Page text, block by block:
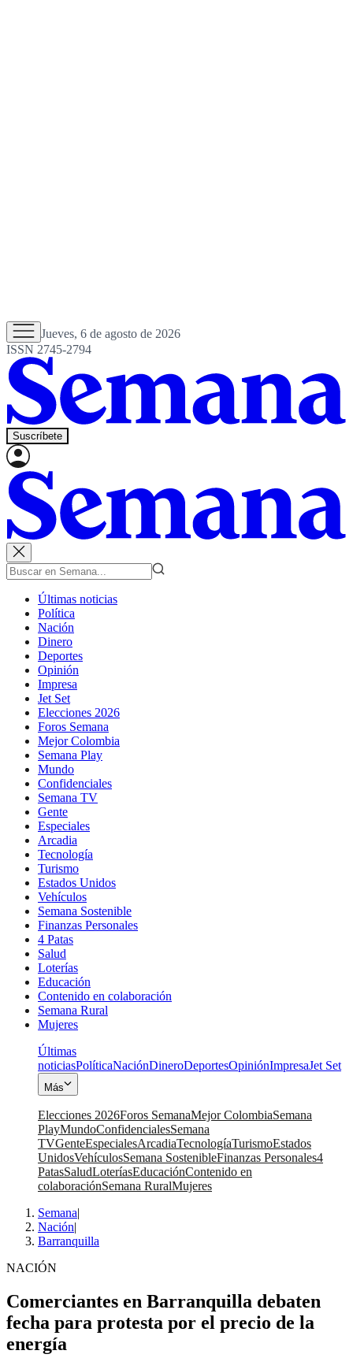
Jueves, 6 de agosto de 2026
ISSN 2745-2794
Suscríbete
Últimas noticias
Política
Nación
Dinero
Deportes
Opinión
Impresa
Jet Set
Elecciones 2026
Foros Semana
Mejor Colombia
Semana Play
Mundo
Confidenciales
Semana TV
Gente
Especiales
Arcadia
Tecnología
Turismo
Estados Unidos
Vehículos
Semana Sostenible
Finanzas Personales
4 Patas
Salud
Loterías
Educación
Contenido en colaboración
Semana Rural
Mujeres
Últimas
noticiasPolíticaNaciónDineroDeportesOpiniónImpresaJet Set
Más
Elecciones 2026Foros SemanaMejor ColombiaSemana
PlayMundoConfidencialesSemana
TVGenteEspecialesArcadiaTecnologíaTurismoEstados
UnidosVehículosSemana SostenibleFinanzas Personales4
PatasSaludLoteríasEducaciónContenido en
colaboraciónSemana RuralMujeres
Semana|
Nación|
Barranquilla
NACIÓN
Comerciantes en Barranquilla debaten
fecha para protesta por el precio de la
energía